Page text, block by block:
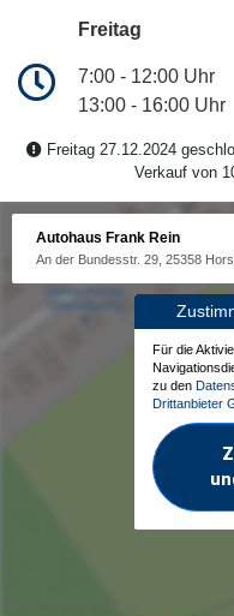
Freitag
7:00 - 12:00 Uhr
13:00 - 16:00 Uhr
Freitag 27.12.2024
Verkauf von
Autohaus Frank Rein
An der Bundesstr. 29, 25358
Für die
zu den
Drittanbieter